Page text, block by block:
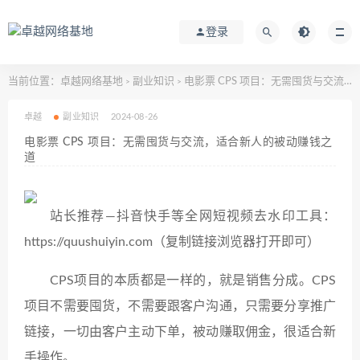
登录
当前位置： 卓越网络基地 > 副业知识 > 电影票 CPS 项目：无需囤货与交流，适合新人的被动赚钱之道
卓越 副业知识 2024-08-26
电影票 CPS 项目：无需囤货与交流，适合新人的被动赚钱之
道
站长推荐—抖音快手等全网短视频去水印工具：
https://quushuiyin.com（复制链接浏览器打开即可）
CPS项目的本质都是一样的，就是销售分成。CPS
项目不需要囤货，不需要跟客户沟通，只需要分享推广
链接，一切由客户主动下单，被动赚取佣金，很适合新